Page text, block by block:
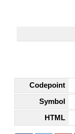
Codepoint
Symbol
HTML